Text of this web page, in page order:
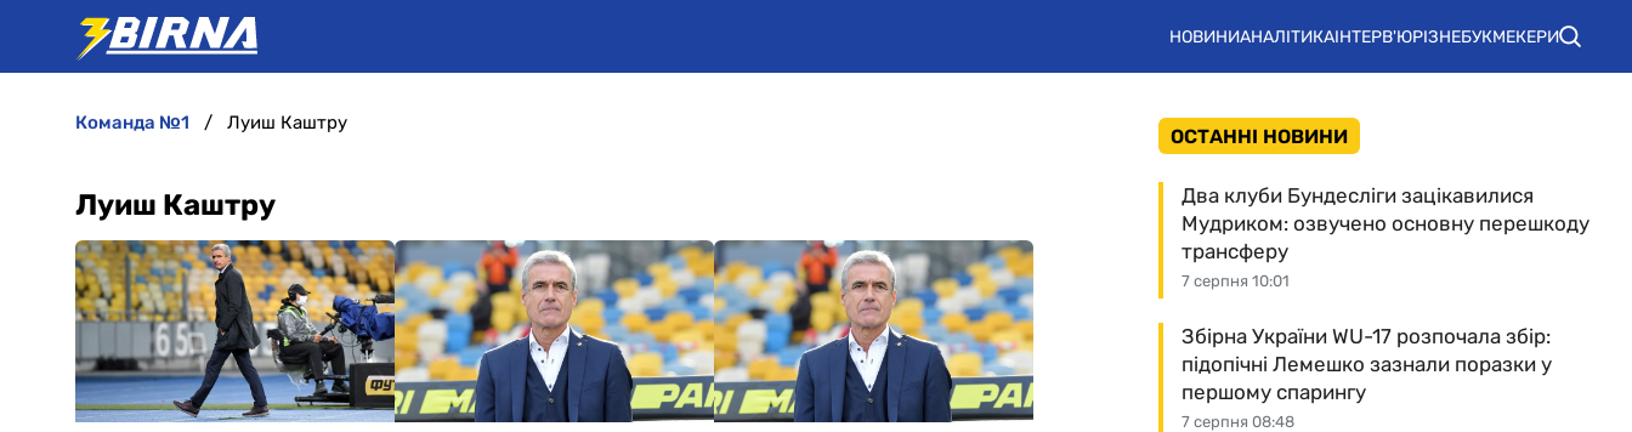
НОВИНИАНАЛІТИКАІНТЕРВ'ЮРІЗНЕБУКМЕКЕРИ
команда №1 Луиш Каштру
Луиш Каштру
ОСТАННІ НОВИНИ
7 серпня 10:01
Два клуби Бундесліги зацікавилися
Мудриком: озвучено основну перешкоду
трансферу
7 серпня 08:48
Збірна України WU-17 розпочала збір:
підопічні Лемешко зазнали поразки у
першому спарингу